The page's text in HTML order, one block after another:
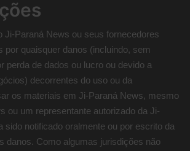
Ji-Paraná News ou seus fornecedores
​​por quaisquer danos (incluindo, sem
perda de dados ou lucro ou devido a
decorrentes do uso ou da
os materiais em Ji-Paraná News, mesmo
ou um representante autorizado da Ji-
sido notificado oralmente ou por escrito da
danos. Como algumas jurisdições não